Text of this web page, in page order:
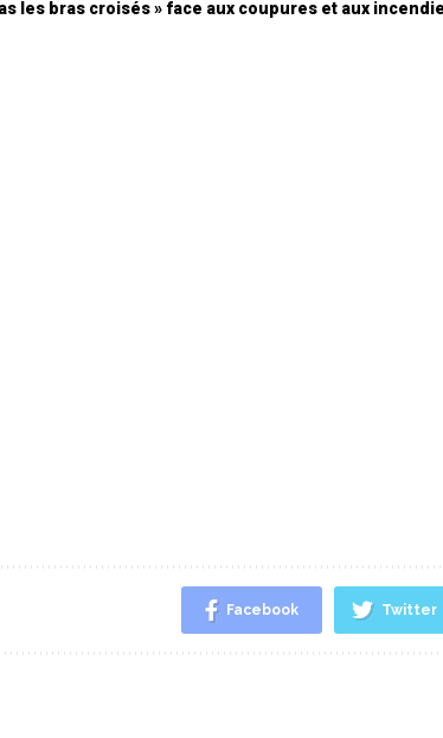
les bras croisés » face aux coupures et aux
Facebook Twitter